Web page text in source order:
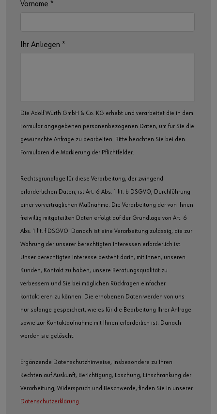
Vorname *
Ihr Anliegen *
Die Adolf Würth GmbH & Co. KG erhebt und verarbeitet die in dem
Formular angegebenen personenbezogenen Daten, um für Sie die
gewünschte Anfrage zu bearbeiten. Bitte beachten Sie bei den
Formularen die Markierung der Pflichtfelder.
Rechtsgrundlage für diese Verarbeitung, der zwingend
erforderlichen Daten, ist Art. 6 Abs. 1 lit. b DSGVO, Durchführung
einer vorvertraglichen Maßnahme. Die Verarbeitung der von Ihnen
freiwillig mitgeteilten Daten erfolgt auf der Grundlage von Art. 6
Abs. 1 lit. f DSGVO. Danach ist eine Verarbeitung zulässig, die zur
Wahrung der unserer berechtigten Interessen erforderlich ist.
Unser berechtigtes Interesse besteht darin, mit Ihnen, unseren
Kunden, Kontakt zu haben, unsere Beratungsqualität zu
verbessern und Sie bei möglichen Rückfragen einfacher
kontaktieren zu können. Die erhobenen Daten werden von uns
nur solange gespeichert, wie es für die Bearbeitung Ihrer Anfrage
sowie zur Kontaktaufnahme mit Ihnen erforderlich ist. Danach
werden sie gelöscht.
Ergänzende Datenschutzhinweise, insbesondere zu Ihren
Rechten auf Auskunft, Berichtigung, Löschung, Einschränkung der
Verarbeitung, Widerspruch und Beschwerde, finden Sie in unserer
Datenschutzerklärung.